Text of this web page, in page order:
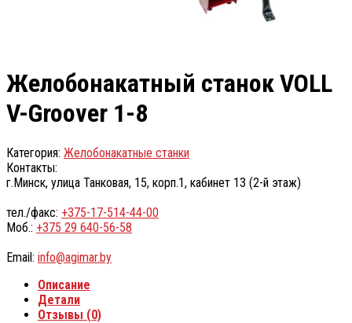
Желобонакатный станок VOLL
V-Groover 1-8
Категория: Желобонакатные станки
Контакты:
г.Минск, улица Танковая, 15, корп.1, кабинет 13 (2-й этаж)
тел./факс: +375-17-514-44-00
Моб.: +375 29 640-56-58
Email: info@agimar.by
Описание
Детали
Отзывы (0)